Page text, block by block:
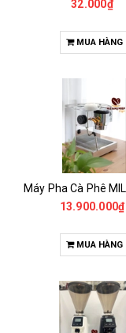
32.000₫
MUA HÀNG
13.900.000₫
MUA HÀNG